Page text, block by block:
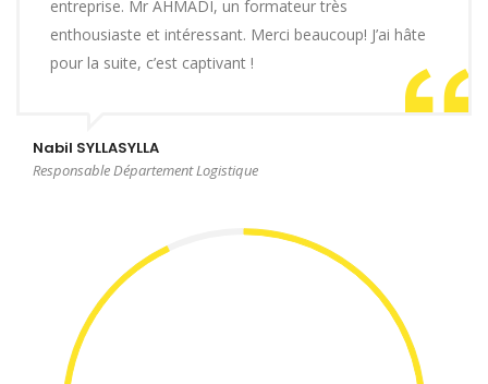
entreprise. Mr AHMADI, un formateur très
enthousiaste et intéressant. Merci beaucoup! J’ai hâte
pour la suite, c’est captivant !
Nabil SYLLASYLLA
Responsable Département Logistique